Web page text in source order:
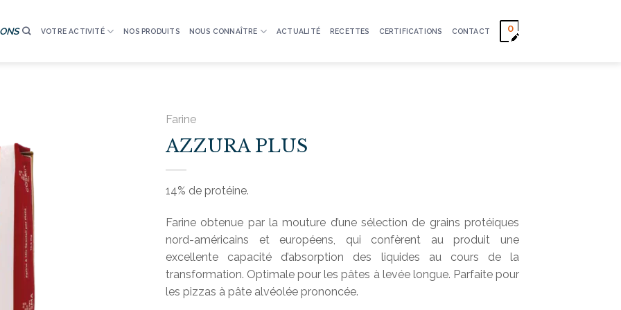
VOTRE ACTIVITÉ NOS PRODUITS NOUS CONNAÎTRE ACTUALITÉ RECETTES CERTIFICATIONS CONTACT 0
Farine
AZZURA PLUS
14% de protéine.
Farine obtenue par la mouture d’une sélection de grains protéiques
nord-américains et européens, qui confèrent au produit une
excellente capacité d’absorption des liquides au cours de la
transformation. Optimale pour les pâtes à levée longue. Parfaite pour
les pizzas à pâte alvéolée prononcée.